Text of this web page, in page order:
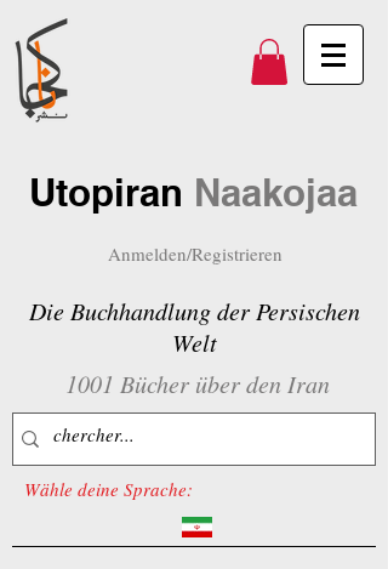
Utopiran Naakojaa
Anmelden/Registrieren
Die Buchhandlung der Persischen
Welt
1001 Bücher über den Iran
Wähle deine Sprache: